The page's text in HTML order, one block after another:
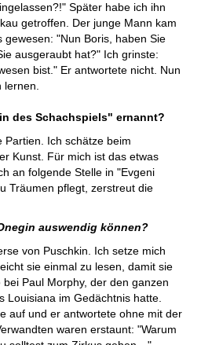
Später habe ich ihn
getroffen. Der junge Mann kam
gewesen: "Nun Boris, haben Sie
ausgeraubt hat?" Ich grinste:
bist." Er antwortete nicht. Nun
des Schachspiels" ernannt?
Partien. Ich schätze beim
Kunst. Für mich ist das etwas
an folgende Stelle in "Evgeni
Träumen pflegt, zerstreut die
auswendig können?
von Puschkin. Ich setze mich
sie einmal zu lesen, damit sie
Paul Morphy, der den ganzen
Louisiana im Gedächtnis hatte.
auf und er antwortete ohne mit der
waren erstaunt: "Warum